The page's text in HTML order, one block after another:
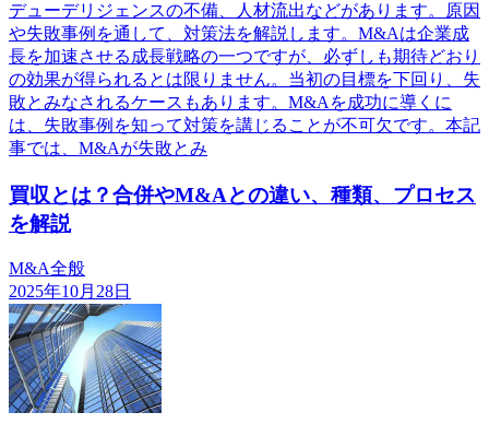
デューデリジェンスの不備、人材流出などがあります。原因
や失敗事例を通して、対策法を解説します。M&Aは企業成
長を加速させる成長戦略の一つですが、必ずしも期待どおり
の効果が得られるとは限りません。当初の目標を下回り、失
敗とみなされるケースもあります。M&Aを成功に導くに
は、失敗事例を知って対策を講じることが不可欠です。本記
事では、M&Aが失敗とみ
買収とは？合併やM&Aとの違い、種類、プロセス
を解説
M&A全般
2025年10月28日